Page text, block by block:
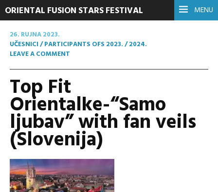
MENU
ORIENTAL FUSION STARS FESTIVAL
26. RUJNA 2023.
UČESNICI / PARTICIPANTS OFS 2023. / 2024.
LEAVE A COMMENT
Top Fit
Orientalke-“Samo
ljubav” with fan veils
(Slovenija)